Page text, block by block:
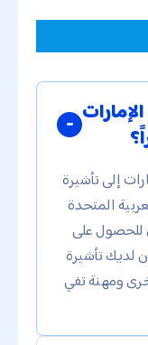
إلى تأشيرة
المتحدة
على
لديك تأشيرة
لمدة 6 أشهر أخرى ومهنة تفي